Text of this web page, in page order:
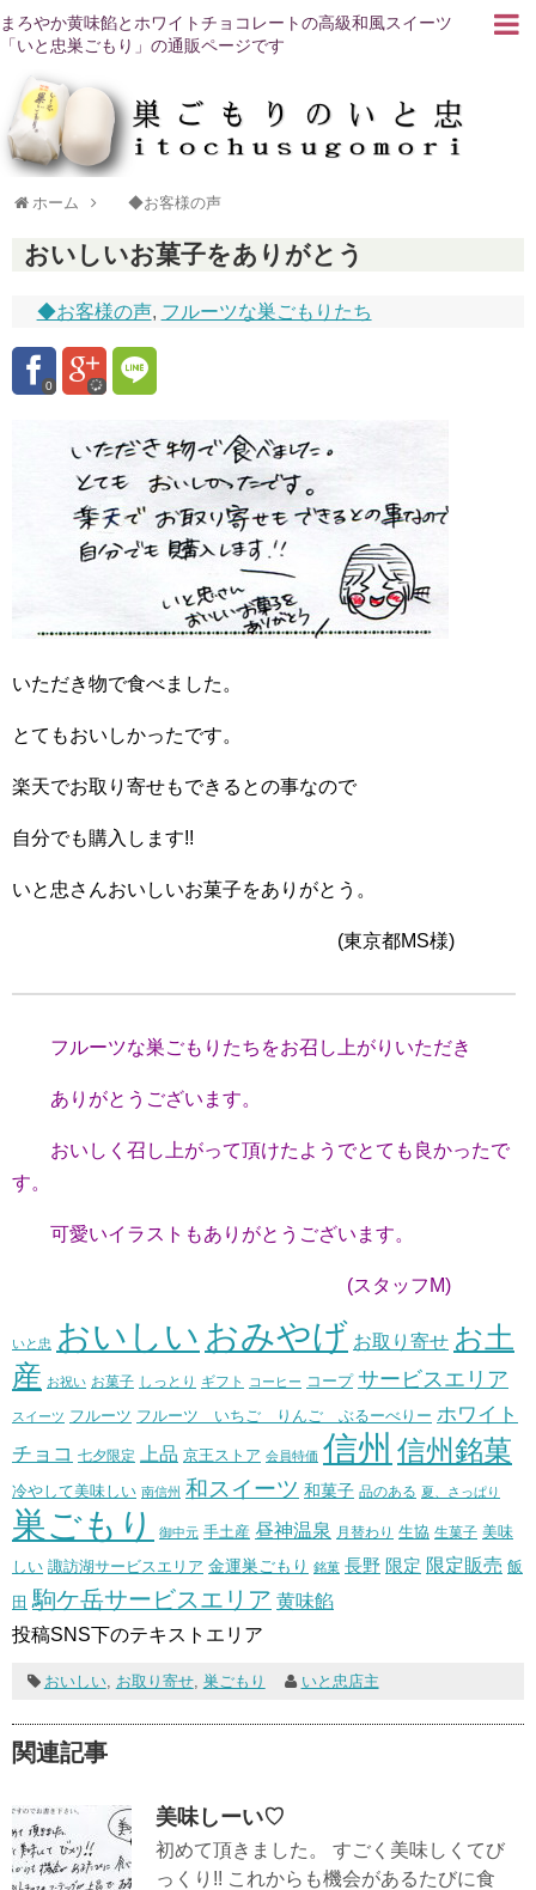
まろやか黄味餡とホワイトチョコレートの高級和風スイーツ
「いと忠巣ごもり」の通販ページです
ホーム ◆お客様の声
おいしいお菓子をありがとう
◆お客様の声, フルーツな巣ごもりたち
0
いただき物で食べました。
とてもおいしかったです。
楽天でお取り寄せもできるとの事なので
自分でも購入します!!
いと忠さんおいしいお菓子をありがとう。
(東京都MS様)
フルーツな巣ごもりたちをお召し上がりいただき
ありがとうございます。
おいしく召し上がって頂けたようでとても良かったで
す。
可愛いイラストもありがとうございます。
(スタッフM)
いと忠 おいしい おみやげ お取り寄せ お土
産 お祝い お菓子 しっとり ギフト コーヒー コープ サービスエリア
スイーツ フルーツ フルーツ いちご りんご ぶるーべりー ホワイト
チョコ 七夕限定 上品 京王ストア 会員特価 信州 信州銘菓
冷やして美味しい 南信州 和スイーツ 和菓子 品のある 夏、さっぱり
巣ごもり 御中元 手土産 昼神温泉 月替わり 生協 生菓子 美味
しい 諏訪湖サービスエリア 金運巣ごもり 銘菓 長野 限定 限定販売 飯
田 駒ケ岳サービスエリア 黄味餡
投稿SNS下のテキストエリア
おいしい, お取り寄せ, 巣ごもり いと忠店主
関連記事
美味しーい♡
初めて頂きました。 すごく美味しくてび
っくり!! これからも機会があるたびに食